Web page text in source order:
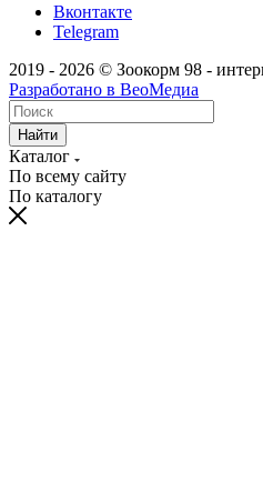
Вконтакте
Telegram
2019 - 2026 © Зоокорм 98 -
Разработано в ВеоМедиа
Найти
Каталог
По всему сайту
По каталогу